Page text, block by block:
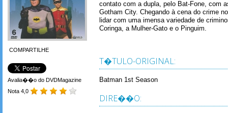
COMPARTILHE
Avalia��o do DVDMagazine
Nota 4,0
contato com a dupla, pelo Bat-Fone, com
Gotham City. Chegando à cena do crime
lidar com uma imensa variedade de
Coringa, a Mulher-Gato e o Pinguim.
T�TULO-ORIGINAL:
Batman 1st Season
DIRE��O: